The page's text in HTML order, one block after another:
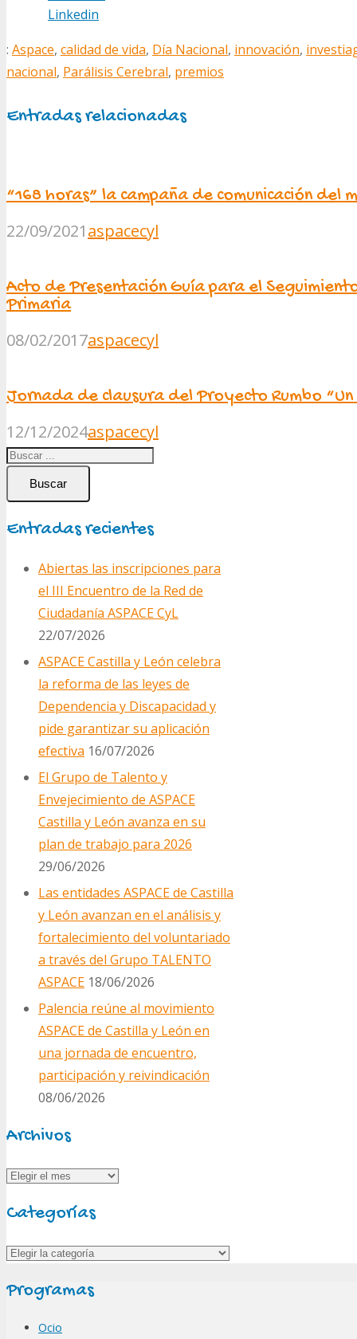
Linkedin
: Aspace, calidad de vida, Día Nacional, innovación,
nacional, Parálisis Cerebral, premios
Entradas relacionadas
“168 horas” la campaña de comunicación del
22/09/2021aspacecyl
Acto de Presentación Guía para el
Primaria
08/02/2017aspacecyl
Jornada de clausura del Proyecto Rumbo
12/12/2024aspacecyl
Buscar
Entradas recientes
Abiertas las inscripciones para
el III Encuentro de la Red de
Ciudadanía ASPACE CyL
22/07/2026
ASPACE Castilla y León celebra
la reforma de las leyes de
Dependencia y Discapacidad y
pide garantizar su aplicación
efectiva 16/07/2026
El Grupo de Talento y
Envejecimiento de ASPACE
Castilla y León avanza en su
plan de trabajo para 2026
29/06/2026
Las entidades ASPACE de Castilla
y León avanzan en el análisis y
fortalecimiento del voluntariado
a través del Grupo TALENTO
ASPACE 18/06/2026
Palencia reúne al movimiento
ASPACE de Castilla y León en
una jornada de encuentro,
participación y reivindicación
08/06/2026
Archivos
Archivos
Categorías
Categorías
Programas
Ocio